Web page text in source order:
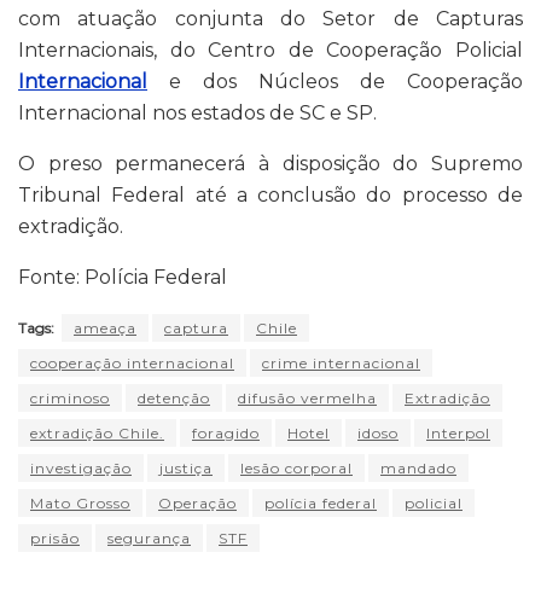
com atuação conjunta do Setor de Capturas
Internacionais, do Centro de Cooperação Policial
Internacional
e dos Núcleos de Cooperação
Internacional nos estados de SC e SP.
O preso permanecerá à disposição do Supremo
Tribunal Federal até a conclusão do processo de
extradição.
Fonte: Polícia Federal
Tags: ameaça captura
Chile
cooperação internacional
crime internacional
criminoso
detenção difusão vermelha
Extradição
extradição Chile.
foragido Hotel idoso
Interpol
investigação
justiça lesão corporal
mandado
Mato Grosso
Operação polícia federal
policial
prisão
segurança STF